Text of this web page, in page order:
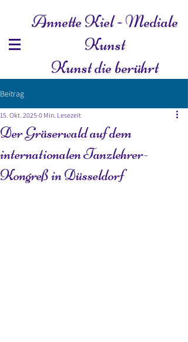
Annette Kiel - Mediale
Kunst
Kunst die berührt
Beitrag
Der Gräserwald auf dem
internationalen Tanzlehrer-
Kongreß in Düsseldorf
15. Okt. 2025 0 Min. Lesezeit